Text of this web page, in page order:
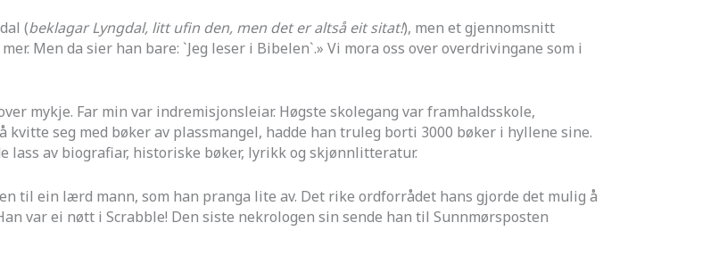
(beklagar Lyngdal, litt ufin den, men det er altså eit sitat!), men et gjennomsnitt
Men da sier han bare: `Jeg leser i Bibelen`.» Vi mora oss over overdrivingane som i
mykje. Far min var indremisjonsleiar. Høgste skolegang var framhaldsskole,
seg med bøker av plassmangel, hadde han truleg borti 3000 bøker i hyllene sine.
lass av biografiar, historiske bøker, lyrikk og skjønnlitteratur.
til ein lærd mann, som han pranga lite av. Det rike ordforrådet hans gjorde det mulig å
var ei nøtt i Scrabble! Den siste nekrologen sin sende han til Sunnmørsposten